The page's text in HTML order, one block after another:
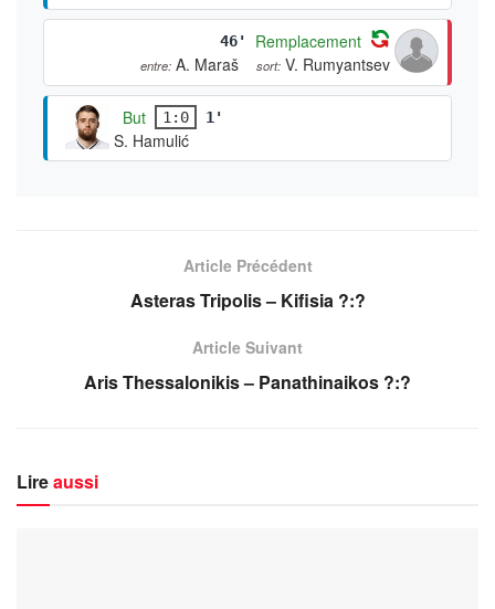
46' Remplacement
entre: A. Maraš sort: V. Rumyantsev
But 1:0 1'
S. Hamulić
Article Précédent
Asteras Tripolis – Kifisia ?:?
Article Suivant
Aris Thessalonikis – Panathinaikos ?:?
Lireaussi